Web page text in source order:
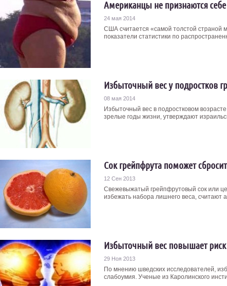
Американцы не признаются
24 мая 2014
США считается «самой толстой страной
показатели статистики по
Избыточный вес у подростков
08 мая 2014
Избыточный вес в подростковом
зрелые годы жизни, утверждают
Сок грейпфрута поможет
12 Сен 2013
Свежевыжатый грейпфрутовый сок или
избежать набора лишнего веса, считают
Избыточный вес повышает
29 Ноя 2013
По мнению шведских исследователей,
слабоумия. Ученые из Каролинского